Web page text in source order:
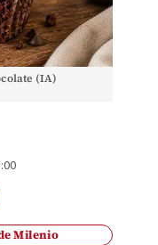
(IA)
Milenio